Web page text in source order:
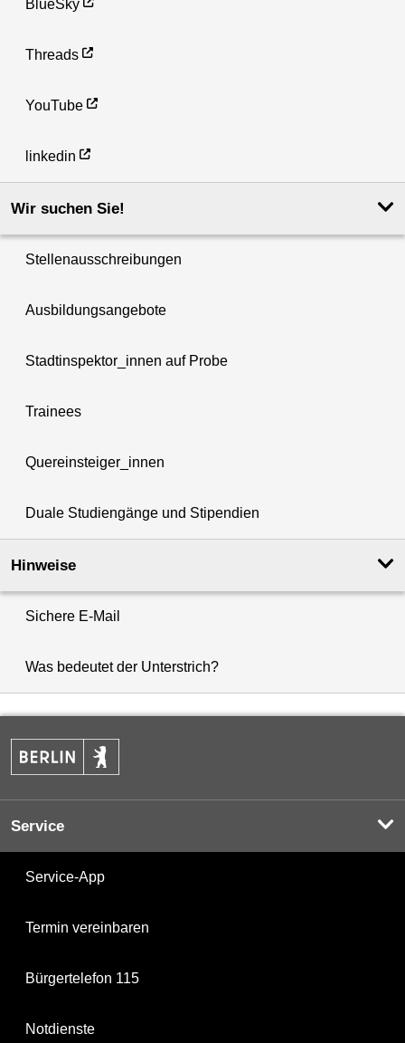
BlueSky
Threads
YouTube
linkedin
Wir suchen Sie!
Stellenausschreibungen
Ausbildungsangebote
Stadtinspektor_innen auf Probe
Trainees
Quereinsteiger_innen
Duale Studiengänge und Stipendien
Hinweise
Sichere E-Mail
Was bedeutet der Unterstrich?
Service
Service-App
Termin vereinbaren
Bürgertelefon 115
Notdienste